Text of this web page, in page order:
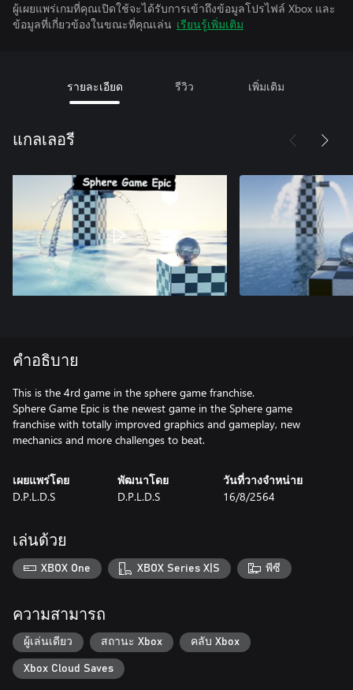
ผู้เผยแพร่เกมที่คุณเปิดใช้จะได้รับการเข้าถึงข้อมูลโปรไฟล์ Xbox และ
ข้อมูลที่เกี่ยวข้องในขณะที่คุณเล่น เรียนรู้เพิ่มเติม
รายละเอียด รีวิว เพิ่มเติม
แกลเลอรี
คำอธิบาย
This is the 4rd game in the sphere game franchise.
Sphere Game Epic is the newest game in the Sphere game
franchise with totally improved graphics and gameplay, new
mechanics and more challenges to beat.
เผยแพร่โดย
D.P.L.D.S
พัฒนาโดย
D.P.L.D.S
วันที่วางจำหน่าย
16/8/2564
เล่นด้วย
XBOX One XBOX Series X|S พีซี
ความสามารถ
ผู้เล่นเดียว สถานะ Xbox คลับ Xbox
Xbox Cloud Saves